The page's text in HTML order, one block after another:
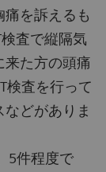
を訴えるも
査で縦隔気
来た方の頭痛
検査を行って
どがありま
5件程度で